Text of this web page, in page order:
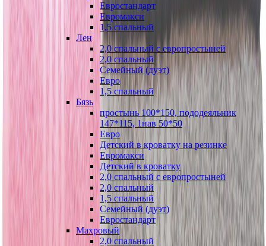
Евростандарт
Евромакси
1,5 спальный
Лен
2,0 спальный с европростыней
2,0 спальный
Семейный (дуэт)
Евро
1,5 спальный
Бязь
простынь 100*150, пододеяльник
147*115, 1нав 50*50
Евро
Детский в кроватку на резинке
Евромакси
Детский в кроватку
2,0 спальный с европростыней
2,0 спальный
1,5 спальный
Семейный (дуэт)
Евростандарт
Махровый
2,0 спальный